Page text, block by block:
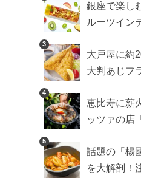
ーなどをご
銀座で楽し
ルーツイン
3
大戸屋に約
大判あじフ
メニュー
4
恵比寿に薪
ッツァの店
ストラン
5
話題の「楊
を大解剖！